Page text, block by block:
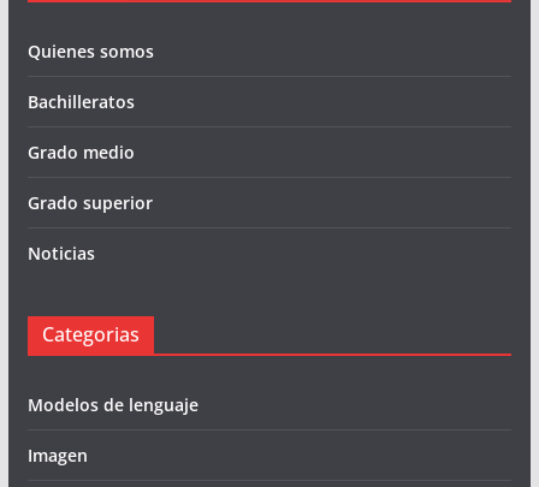
Quienes somos
Bachilleratos
Grado medio
Grado superior
Noticias
Categorias
Modelos de lenguaje
Imagen